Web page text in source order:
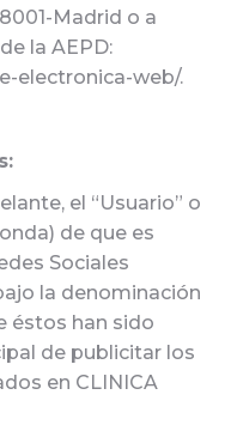
Madrid o a
la AEPD:
electronica-web/.
el “Usuario” o
de que es
Sociales
la denominación
éstos han sido
de publicitar los
en CLINICA